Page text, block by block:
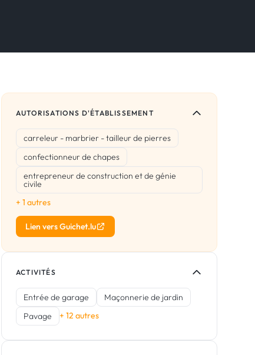
AUTORISATIONS D'ÉTABLISSEMENT
carreleur - marbrier - tailleur de pierres
confectionneur de chapes
entrepreneur de construction et de génie
civile
+ 1 autres
Lien vers Guichet.lu
ACTIVITÉS
Entrée de garage
Maçonnerie de jardin
Pavage
+ 12 autres